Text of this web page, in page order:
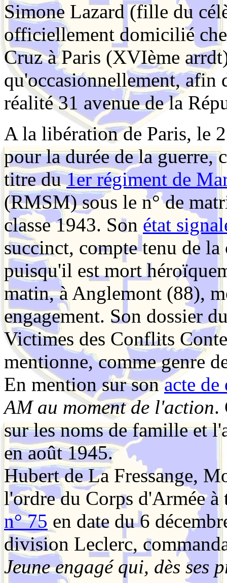
Simone Lazard (fille du
officiellement domicilié
Cruz à Paris (XVIème
qu'occasionnellement, afin
réalité 31 avenue de la
A la libération de Paris, le
pour la durée de la guerre,
titre du1er régiment de
(RMSM) sous le n° de
classe 1943. Son état
succinct, compte tenu de la
puisqu'il est mort
matin, à Anglemont (88),
engagement. Son dossier
Victimes des Conflits
mentionne, comme genre
En mention sur sonacte de
AM au moment de l'action.
sur les noms de famille et
en août 1945.
Hubert de La Fressange,
l'ordre du Corps d'Armée
n° 75 en date du 6
division Leclerc,
Jeune engagé qui, dès ses